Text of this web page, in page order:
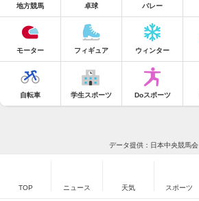
地方競馬 卓球 バレー
モーター フィギュア ウィンター
自転車 学生スポーツ Doスポーツ
データ提供：日本中央競馬会
TOP ニュース 天気 スポーツ